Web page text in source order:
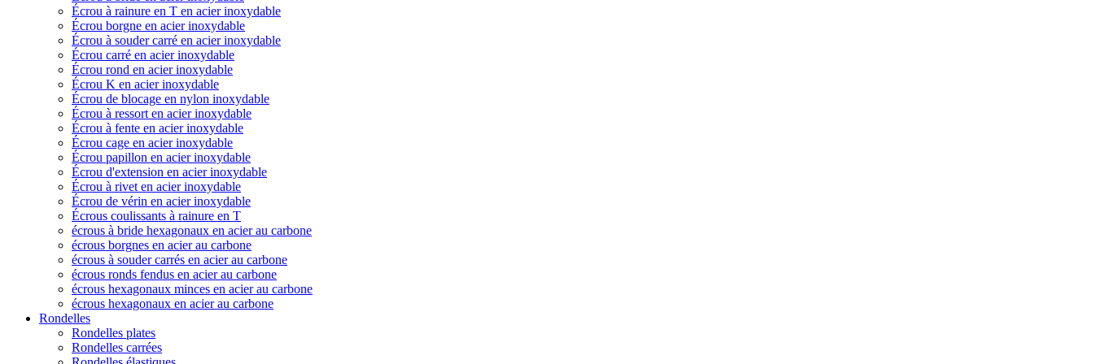
Écrou à rainure en T en acier inoxydable
Écrou borgne en acier inoxydable
Écrou à souder carré en acier inoxydable
Écrou carré en acier inoxydable
Écrou rond en acier inoxydable
Écrou K en acier inoxydable
Écrou de blocage en nylon inoxydable
Écrou à ressort en acier inoxydable
Écrou à fente en acier inoxydable
Écrou cage en acier inoxydable
Écrou papillon en acier inoxydable
Écrou d'extension en acier inoxydable
Écrou à rivet en acier inoxydable
Écrou de vérin en acier inoxydable
Écrous coulissants à rainure en T
écrous à bride hexagonaux en acier au carbone
écrous borgnes en acier au carbone
écrous à souder carrés en acier au carbone
écrous ronds fendus en acier au carbone
écrous hexagonaux minces en acier au carbone
écrous hexagonaux en acier au carbone
Rondelles
Rondelles plates
Rondelles carrées